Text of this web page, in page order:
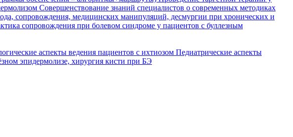
Совершенствование знаний специалистов о современных методиках
сопровождения, медицинских манипуляций, десмургии при хронических и
сопровождения при болевом синдроме у пациентов с буллезным
аспекты ведения пациентов с ихтиозом Педиатрические аспекты
эпидермолизе, хирургия кисти при БЭ